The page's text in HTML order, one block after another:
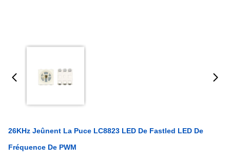
26KHz Jeûnent La Puce LC8823 LED De Fastled LED De
Fréquence De PWM